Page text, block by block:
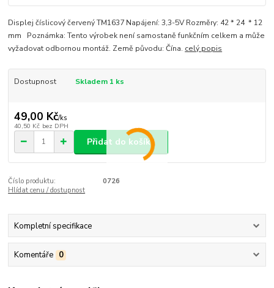
Displej číslicový červený TM1637 Napájení: 3,3-5V Rozměry: 42 * 24 * 12
mm Poznámka: Tento výrobek není samostaně funkčním celkem a může
vyžadovat odbornou montáž. Země původu: Čína. celý popis
Dostupnost Skladem 1 ks
49,00 Kč/ks
40,50 Kč bez DPH
Přidat do košíku
Číslo produktu:
0726
Hlídat cenu / dostupnost
Kompletní specifikace
Komentáře 0